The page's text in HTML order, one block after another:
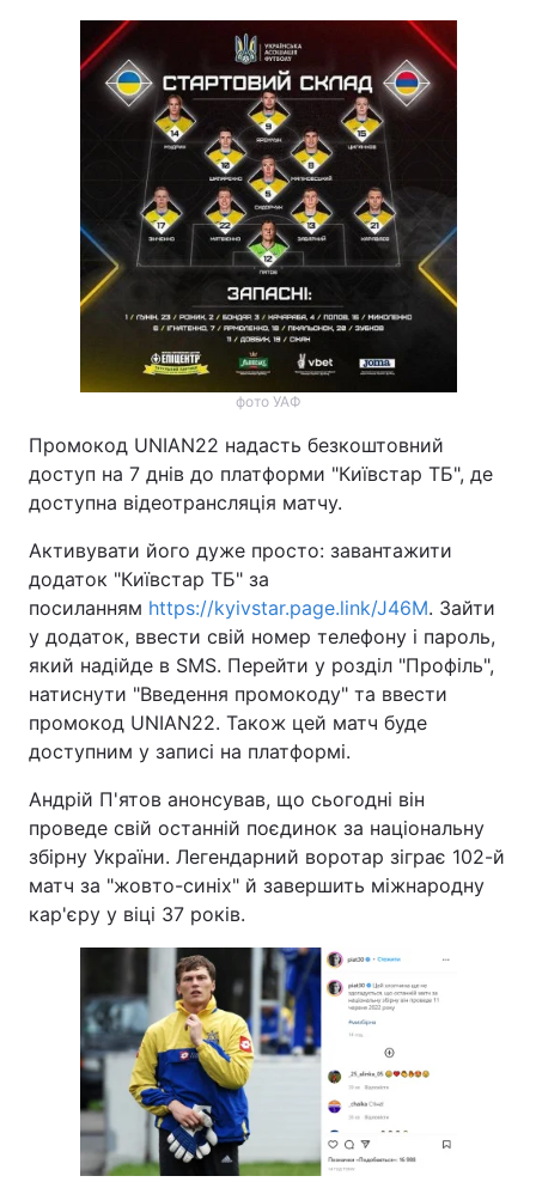
фото УАФ
Промокод UNIAN22 надасть безкоштовний
доступ на 7 днів до платформи "Київстар ТБ", де
доступна відеотрансляція матчу.
Активувати його дуже просто: завантажити
додаток "Київстар ТБ" за
посиланням https://kyivstar.page.link/J46M. Зайти
у додаток, ввести свій номер телефону і пароль,
який надійде в SMS. Перейти у розділ "Профіль",
натиснути "Введення промокоду" та ввести
промокод UNIAN22. Також цей матч буде
доступним у записі на платформі.
Андрій П'ятов анонсував, що сьогодні він
проведе свій останній поєдинок за національну
збірну України. Легендарний воротар зіграє 102-й
матч за "жовто-синіх" й завершить міжнародну
кар'єру у віці 37 років.